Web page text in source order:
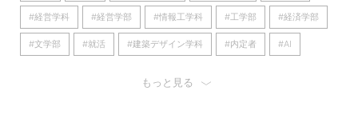
#経営学科 #経営学部 #情報工学科 #工学部 #経済学部
#文学部 #就活 #建築デザイン学科 #内定者 #AI
もっと見る